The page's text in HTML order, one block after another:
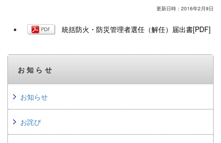
更新日時：2016年2月9日
統括防火・防災管理者選任（解任）届出書[PDF]
お知らせ
お知らせ
お詫び